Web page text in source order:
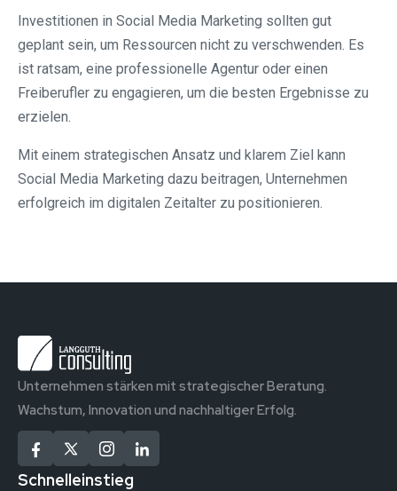
Investitionen in Social Media Marketing sollten gut
geplant sein, um Ressourcen nicht zu verschwenden. Es
ist ratsam, eine professionelle Agentur oder einen
Freiberufler zu engagieren, um die besten Ergebnisse zu
erzielen.
Mit einem strategischen Ansatz und klarem Ziel kann
Social Media Marketing dazu beitragen, Unternehmen
erfolgreich im digitalen Zeitalter zu positionieren.
Unternehmen stärken mit strategischer Beratung.
Wachstum, Innovation und nachhaltiger Erfolg.
Schnelleinstieg